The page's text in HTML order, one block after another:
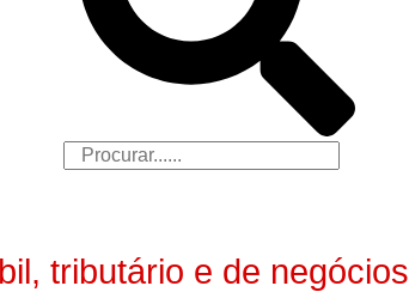
tributário e de negócios